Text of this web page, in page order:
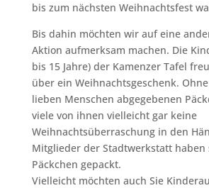
bis zum nächsten Weihnachtsfest
Bis dahin möchten wir auf eine
Aktion aufmerksam machen. Die
bis 15 Jahre) der Kamenzer Tafel
über ein Weihnachtsgeschenk.
lieben Menschen abgegebenen
viele von ihnen vielleicht gar keine
Weihnachtsüberraschung in den
Mitglieder der Stadtwerkstatt haben
Päckchen gepackt.
Vielleicht möchten auch Sie